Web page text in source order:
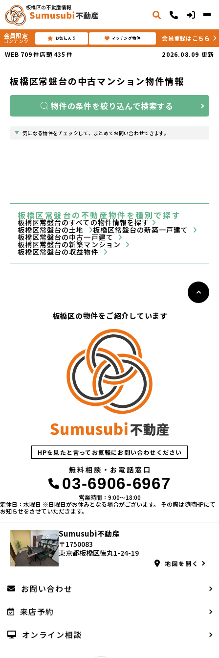
板橋区の不動産情報
会員限定
コンテンツ お気に入り マッチング物件
会員登録はこちら
WEB 709件店頭 435 件 2026.08.09 更新
板橋区常盤台の中古マンション物件情報
物件の条件を絞り込んで検索する
気になる物件をチェックして、まとめてお問い合わせできます。
板橋区常盤台の不動産物件を種別で探す
板橋区常盤台のすべての物件情報を探す
板橋区常盤台の土地 板橋区常盤台の新築一戸建て
板橋区常盤台の中古一戸建て
板橋区常盤台の新築マンション
板橋区常盤台の収益物件
板橋区の物件をご紹介しています
HPを見たと言ってお気軽にお問い合わせください
無料相談・お電話窓口
03-6906-6967
営業時間：9:00〜18:00
定休日：水曜日 ※日曜日がお休みとなる場合がございます。 その際は随時HPにて
お知らせをさせていただきます。
Sumusubi不動産
〒1750083
東京都板橋区徳丸1-24-19
地図を開く
お問い合わせ
来店予約
オンライン相談